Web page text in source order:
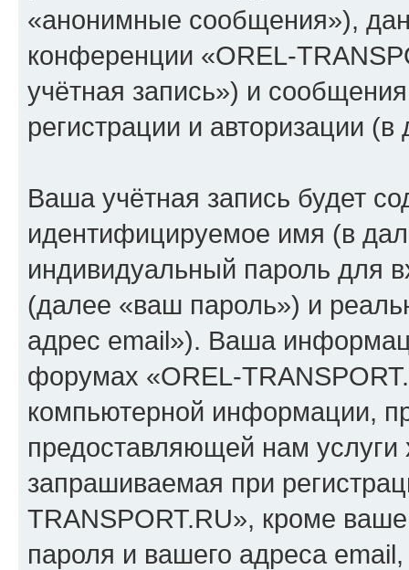
«анонимные сообщения»),
конференции «OREL-
учётная запись») и
регистрации и авторизации
Ваша учётная запись будет
идентифицируемое имя (в
индивидуальный пароль для
(далее «ваш пароль») и
адрес email»). Ваша
форумах «OREL-
компьютерной информации,
предоставляющей нам
запрашиваемая при
TRANSPORT.RU», кроме
пароля и вашего адреса